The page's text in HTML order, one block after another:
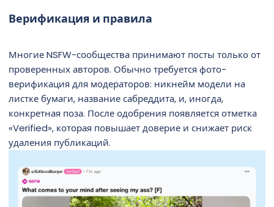
Верификация и правила
Многие NSFW-сообщества принимают посты только от
проверенных авторов. Обычно требуется фото-
верификация для модераторов: никнейм модели на
листке бумаги, название сабреддита, и, иногда,
конкретная поза. После одобрения появляется отметка
«Verified», которая повышает доверие и снижает риск
удаления публикаций.